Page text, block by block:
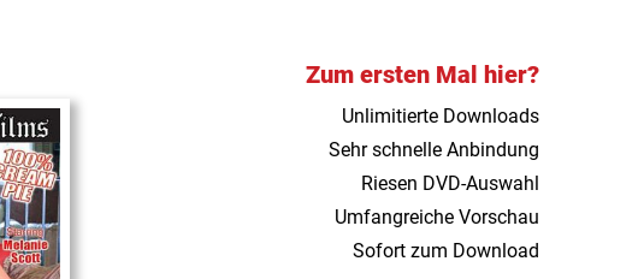
Zum ersten Mal hier?
Unlimitierte Downloads
Sehr schnelle Anbindung
Riesen DVD-Auswahl
Umfangreiche Vorschau
Sofort zum Download